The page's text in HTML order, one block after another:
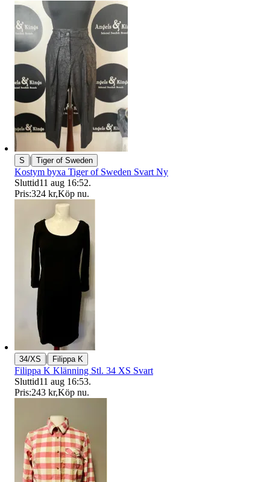
S | Tiger of Sweden
Kostym byxa Tiger of Sweden Svart Ny
Sluttid11 aug 16:52.
Pris:324 kr,Köp nu.
34/XS | Filippa K
Filippa K Klänning Stl. 34 XS Svart
Sluttid11 aug 16:53.
Pris:243 kr,Köp nu.